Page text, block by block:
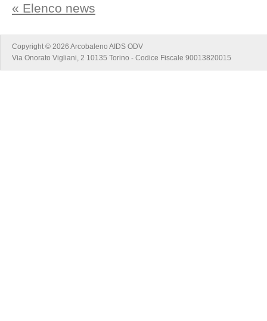
« Elenco news
Copyright © 2026 Arcobaleno AIDS ODV
Via Onorato Vigliani, 2 10135 Torino - Codice Fiscale 90013820015